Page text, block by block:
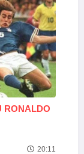
RONALDO
20:11